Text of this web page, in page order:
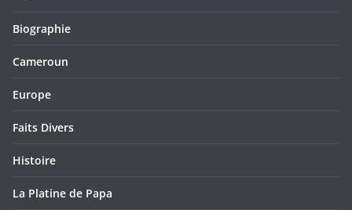
Biographie
Cameroun
Europe
Faits Divers
Histoire
La Platine de Papa